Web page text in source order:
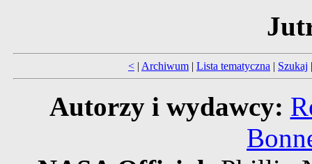
< | Archiwum | Lista tematyczna | Szukaj
Autorzy i wydawcy: